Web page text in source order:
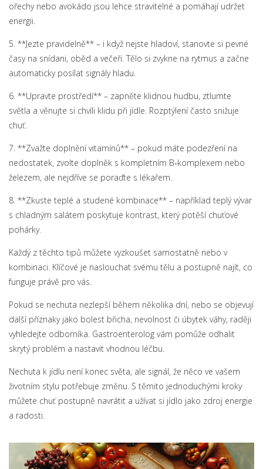
ořechy nebo avokádo jsou lehce stravitelné a pomáhají udržet
energii.
5. **Jezte pravidelně** – i když nejste hladoví, stanovte si pevné
časy na snídani, oběd a večeři. Tělo si zvykne na rytmus a začne
automaticky posílat signály hladu.
6. **Upravte prostředí** – zapněte klidnou hudbu, ztlumte
světla a věnujte si chvíli klidu při jídle. Rozptýlení často snižuje
chuť.
7. **Zvažte doplnění vitamínů** – pokud máte podezření na
nedostatek, zvolte doplněk s kompletním B‑komplexem nebo
železem, ale nejdříve se poraďte s lékařem.
8. **Zkuste teplé a studené kombinace** – například teplý vývar
s chladným salátem poskytuje kontrast, který potěší chuťové
pohárky.
Každý z těchto tipů můžete vyzkoušet samostatně nebo v
kombinaci. Klíčové je naslouchat svému tělu a postupně najít, co
funguje právě pro vás.
Pokud se nechuta nezlepší během několika dní, nebo se objevují
další příznaky jako bolest břicha, nevolnost či úbytek váhy, raději
vyhledejte odborníka. Gastroenterolog vám pomůže odhalit
skrytý problém a nastavit vhodnou léčbu.
Nechuta k jídlu není konec světa, ale signál, že něco ve vašem
životním stylu potřebuje změnu. S těmito jednoduchými kroky
můžete chuť postupně navrátit a užívat si jídlo jako zdroj energie
a radosti.